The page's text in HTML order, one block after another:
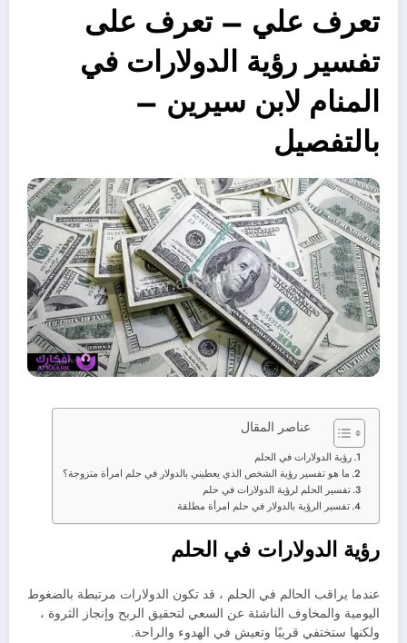
تعرف علي – تعرف على
تفسير رؤية الدولارات في
المنام لابن سيرين –
بالتفصيل
عناصر المقال
رؤية الدولارات في الحلم
ما هو تفسير رؤية الشخص الذي يعطيني بالدولار في حلم امرأة متزوجة؟
تفسير الحلم لرؤية الدولارات في حلم
تفسير الرؤية بالدولار في حلم امرأة مطلقة
رؤية الدولارات في الحلم
عندما يراقب الحالم في الحلم ، قد تكون الدولارات مرتبطة بالضغوط
اليومية والمخاوف الناشئة عن السعي لتحقيق الربح وإنجاز الثروة ،
ولكنها ستختفي قريبًا وتعيش في الهدوء والراحة.